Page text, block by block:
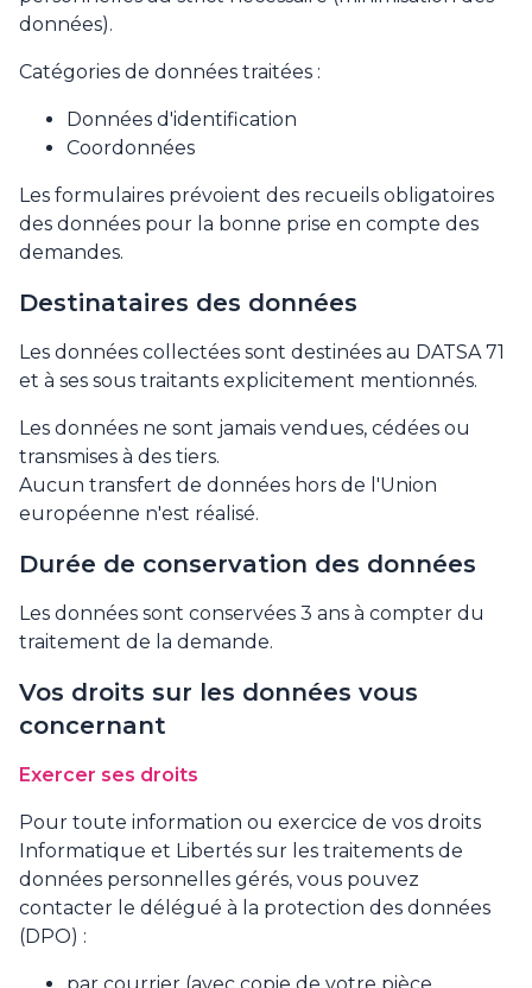
données).
Catégories de données traitées :
Données d'identification
Coordonnées
Les formulaires prévoient des recueils obligatoires
des données pour la bonne prise en compte des
demandes.
Destinataires des données
Les données collectées sont destinées au DATSA 71
et à ses sous traitants explicitement mentionnés.
Les données ne sont jamais vendues, cédées ou
transmises à des tiers.
Aucun transfert de données hors de l'Union
européenne n'est réalisé.
Durée de conservation des données
Les données sont conservées 3 ans à compter du
traitement de la demande.
Vos droits sur les données vous
concernant
Exercer ses droits
Pour toute information ou exercice de vos droits
Informatique et Libertés sur les traitements de
données personnelles gérés, vous pouvez
contacter le délégué à la protection des données
(DPO) :